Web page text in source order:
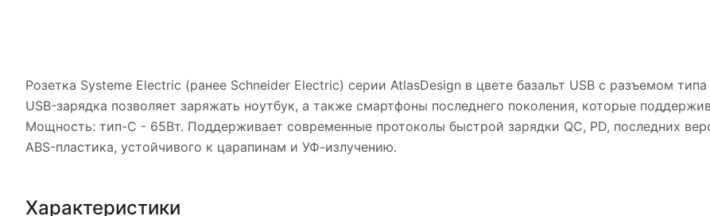
Розетка Systeme Electric (ранее Schneider Electric) серии AtlasDesign в цвете базальт USB с разъемом
USB-зарядка позволяет заряжать ноутбук, а также смартфоны последнего поколения, которые
Мощность: тип-С - 65Вт. Поддерживает современные протоколы быстрой зарядки QC, PD, последних
ABS-пластика, устойчивого к царапинам и УФ-излучению.
Характеристики